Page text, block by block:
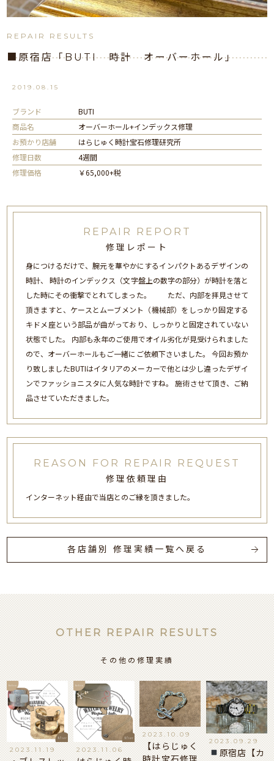
REPAIR RESULTS
■原宿店「BUTI 時計 オーバーホール」
2019.08.15
ブランド
BUTI
商品名
オーバーホール+インデックス修理
お預かり店舗
はらじゅく時計宝石修理研究所
修理日数
4週間
修理価格
￥65,000+税
REPAIR REPORT
修理レポート
身につけるだけで、腕元を華やかにするインパクトあるデザインの
時計、 時計のインデックス（文字盤上の数字の部分）が時計を落と
した時にその衝撃でとれてしまった。 ただ、内部を拝見させて
頂きますと、ケースとムーブメント（機械部）をしっかり固定する
キドメ座という部品が曲がっており、しっかりと固定されていない
状態でした。 内部も永年のご使用でオイル劣化が見受けられました
ので、オーバーホールもご一緒にご依頼下さいました。 今回お預か
り致しましたBUTIはイタリアのメーカーで他とは少し違ったデザイ
ンでファッショニスタに人気な時計ですね。 施術させて頂き、ご納
品させていただきました。
REASON FOR REPAIR REQUEST
修理依頼理由
インターネット経由で当店とのご縁を頂きました。
各店舗別 修理実績一覧へ戻る
OTHER REPAIR RESULTS
その他の修理実績
2023.11.19 2023.11.06
2023.10.09
【はらじゅく
2023.09.29
原宿店【カ